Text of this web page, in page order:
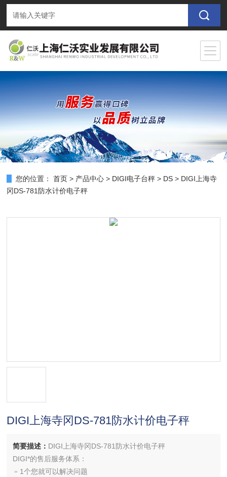
您的位置： 首页 > 产品中心 > DIGI电子台秤 > DS > DIGI上海寺
冈DS-781防水计价电子秤
DIGI上海寺冈DS-781防水计价电子秤
简要描述： DIGI上海寺冈DS-781防水计价电子秤
DIGI*的售后服务体系：
﹦1个您就可以解决问题